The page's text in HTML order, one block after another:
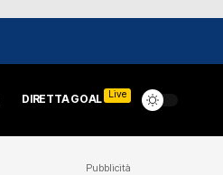
DIRETTA GOAL Live
Pubblicità